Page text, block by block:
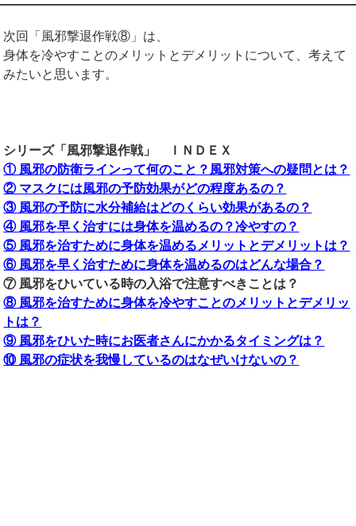
次回「風邪撃退作戦⑧」は、
身体を冷やすことのメリットとデメリットについて、考えて
みたいと思います。
シリーズ「風邪撃退作戦」 ＩＮＤＥＸ
① 風邪の防衛ラインって何のこと？風邪対策への疑問とは？
② マスクには風邪の予防効果がどの程度あるの？
③ 風邪の予防に水分補給はどのくらい効果があるの？
④ 風邪を早く治すには身体を温めるの？冷やすの？
⑤ 風邪を治すために身体を温めるメリットとデメリットは？
⑥ 風邪を早く治すために身体を温めるのはどんな場合？
⑦ 風邪をひいている時の入浴で注意すべきことは？
⑧ 風邪を治すために身体を冷やすことのメリットとデメリッ
トは？
⑨ 風邪をひいた時にお医者さんにかかるタイミングは？
⑩ 風邪の症状を我慢しているのはなぜいけないの？